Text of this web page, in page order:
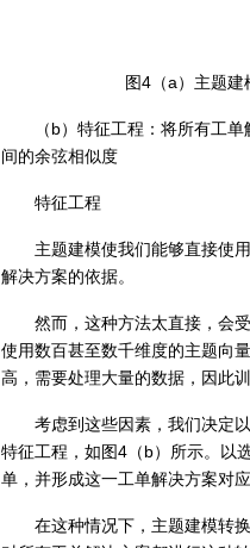
图4（a）主题
（b）特征工程：将所有工单
间的余弦相似度
特征工程
主题建模使我们能够直接使用
解决方案的依据。
然而，这种方法太直接，会受
使用数百甚至数千维度的主题向
高，需要处理大量的数据，因此
考虑到这些因素，我们决定以
特征工程，如图4（b）所示。以
单，并形成这一工单解决方案对应
在这种情况下，主题建模转换